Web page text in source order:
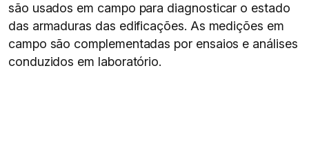
são usados em campo para diagnosticar o estado
das armaduras das edificações. As medições em
campo são complementadas por ensaios e análises
conduzidos em laboratório.